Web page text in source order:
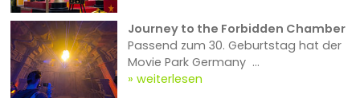
Journey to the Forbidden Chamber
Passend zum 30. Geburtstag hat der
Movie Park Germany ...
weiterlesen